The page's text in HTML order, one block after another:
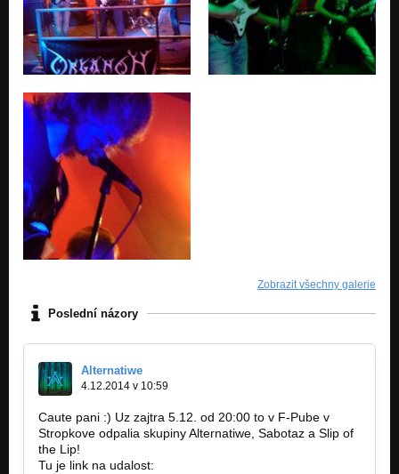
Zobrazit všechny galerie
Poslední názory
Alternatiwe
4.12.2014 v 10:59
Caute pani :) Uz zajtra 5.12. od 20:00 to v F-Pube v
Stropkove odpalia skupiny Alternatiwe, Sabotaz a Slip of
the Lip!
Tu je link na udalost: